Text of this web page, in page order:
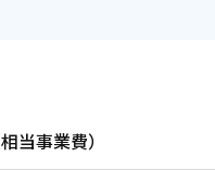
当事業費）